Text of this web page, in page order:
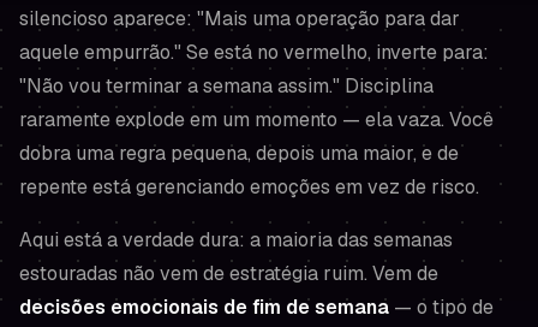
silencioso aparece: "Mais uma operação para dar
aquele empurrão." Se está no vermelho, inverte para:
"Não vou terminar a semana assim." Disciplina
raramente explode em um momento — elavaza. Você
dobra uma regra pequena, depois uma maior, e de
repente está gerenciando emoções em vez de risco.
Aqui está a verdade dura: a maioria das semanas
estouradas não vem de estratégia ruim. Vem de
decisões emocionais de fim de semana — o tipo de